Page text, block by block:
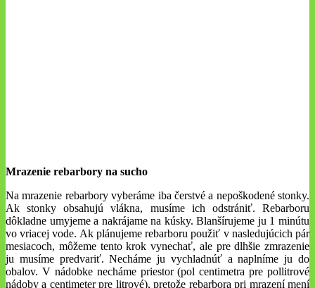
Mrazenie rebarbory na sucho
Na mrazenie rebarbory vyberáme iba čerstvé a nepoškodené stonky.
Ak stonky obsahujú vlákna, musíme ich odstrániť. Rebarboru
dôkladne umyjeme a nakrájame na kúsky. Blanšírujeme ju 1 minútu
vo vriacej vode. Ak plánujeme rebarboru použiť v nasledujúcich pár
mesiacoch, môžeme tento krok vynechať, ale pre dlhšie zmrazenie
ju musíme predvariť. Necháme ju vychladnúť a naplníme ju do
obalov. V nádobke necháme priestor (pol centimetra pre pollitrové
nádoby a centimeter pre litrové), pretože rebarbora pri mrazení mení